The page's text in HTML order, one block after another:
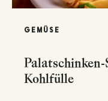
GEMÜSE
Kohlfülle